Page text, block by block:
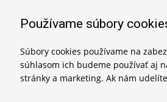
-
Rozkladací
hliníkový
Používame súbory
Súbory cookies používame na
súhlasom ich budeme používať aj
stránky a marketing. Ak nám